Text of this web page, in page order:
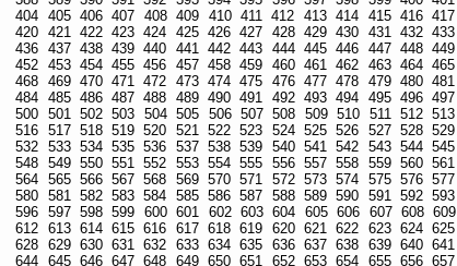
404 405 406 407 408 409 410 411 412 413 414 415 416 417
420 421 422 423 424 425 426 427 428 429 430 431 432 433
436 437 438 439 440 441 442 443 444 445 446 447 448 449
452 453 454 455 456 457 458 459 460 461 462 463 464 465
468 469 470 471 472 473 474 475 476 477 478 479 480 481
484 485 486 487 488 489 490 491 492 493 494 495 496 497
500 501 502 503 504 505 506 507 508 509 510 511 512 513
516 517 518 519 520 521 522 523 524 525 526 527 528 529
532 533 534 535 536 537 538 539 540 541 542 543 544 545
548 549 550 551 552 553 554 555 556 557 558 559 560 561
564 565 566 567 568 569 570 571 572 573 574 575 576 577
580 581 582 583 584 585 586 587 588 589 590 591 592 593
596 597 598 599 600 601 602 603 604 605 606 607 608 609
612 613 614 615 616 617 618 619 620 621 622 623 624 625
628 629 630 631 632 633 634 635 636 637 638 639 640 641
644 645 646 647 648 649 650 651 652 653 654 655 656 657